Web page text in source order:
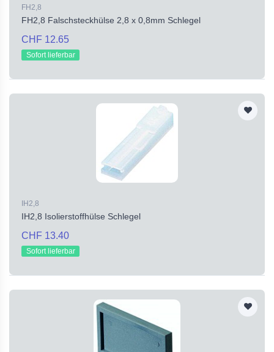
FH2,8
FH2,8 Falschsteckhülse 2,8 x 0,8mm Schlegel
CHF 12.65
Sofort lieferbar
IH2,8
IH2,8 Isolierstoffhülse Schlegel
CHF 13.40
Sofort lieferbar